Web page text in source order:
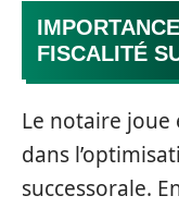
FISCALITÉ
Le notaire joue
dans
successorale.